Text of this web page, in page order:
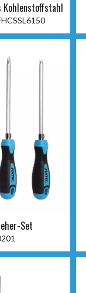
Kohlenstoffstahl
Set